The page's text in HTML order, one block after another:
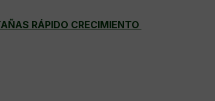
RÁPIDO CRECIMIENTO